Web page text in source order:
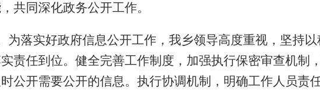
共同深化政务公开工作。
为落实好政府信息公开工作，我乡领导高度重视，坚持
责任到位。健全完善工作制度，加强执行保密审查机制
公开需要公开的信息。执行协调机制，明确工作人员责